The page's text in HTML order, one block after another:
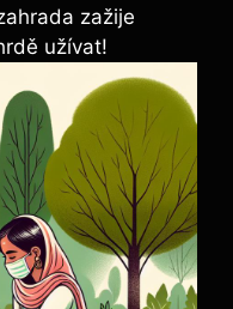
zažije⁣
užívat!